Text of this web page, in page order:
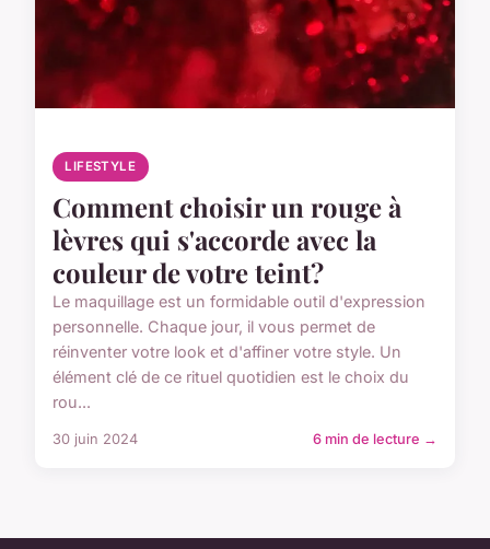
LIFESTYLE
Comment choisir un rouge à
lèvres qui s'accorde avec la
couleur de votre teint?
Le maquillage est un formidable outil d'expression
personnelle. Chaque jour, il vous permet de
réinventer votre look et d'affiner votre style. Un
élément clé de ce rituel quotidien est le choix du
rou...
30 juin 2024 6 min de lecture →